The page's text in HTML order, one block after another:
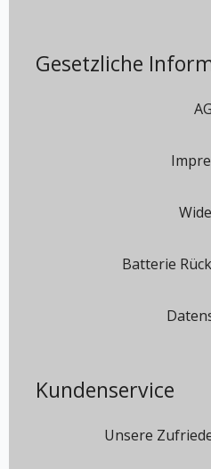
Gesetzliche
Batterie
Kundenservice
Unsere